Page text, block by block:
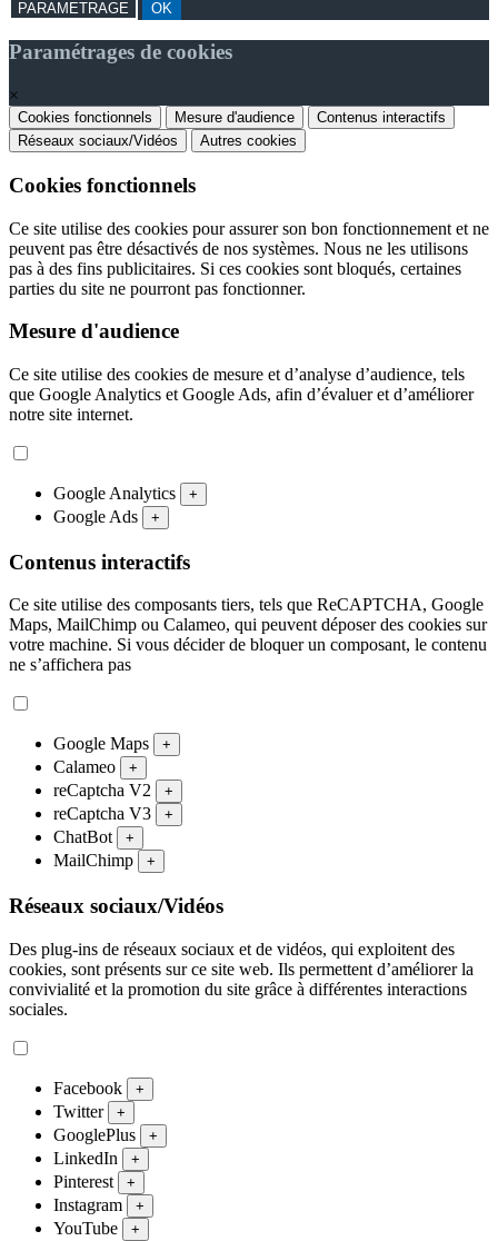
PARAMETRAGE OK
Paramétrages de cookies
×
Cookies fonctionnels Mesure d'audience
Contenus interactifs
Réseaux sociaux/Vidéos
Autres cookies
Cookies fonctionnels
Ce site utilise des cookies pour assurer son bon fonctionnement et ne
peuvent pas être désactivés de nos systèmes. Nous ne les utilisons
pas à des fins publicitaires. Si ces cookies sont bloqués, certaines
parties du site ne pourront pas fonctionner.
Mesure d'audience
Ce site utilise des cookies de mesure et d’analyse d’audience, tels
que Google Analytics et Google Ads, afin d’évaluer et d’améliorer
notre site internet.
Google Analytics +
Google Ads +
Contenus interactifs
Ce site utilise des composants tiers, tels que ReCAPTCHA, Google
Maps, MailChimp ou Calameo, qui peuvent déposer des cookies sur
votre machine. Si vous décider de bloquer un composant, le contenu
ne s’affichera pas
Google Maps +
Calameo +
reCaptcha V2 +
reCaptcha V3 +
ChatBot +
MailChimp +
Réseaux sociaux/Vidéos
Des plug-ins de réseaux sociaux et de vidéos, qui exploitent des
cookies, sont présents sur ce site web. Ils permettent d’améliorer la
convivialité et la promotion du site grâce à différentes interactions
sociales.
Facebook +
Twitter +
GooglePlus +
LinkedIn +
Pinterest +
Instagram +
YouTube +